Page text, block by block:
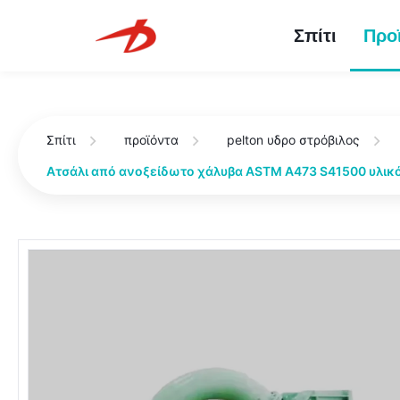
Σπίτι
Σπίτι προϊόντα pelton υδρο στρόβιλος
Ατσάλι από ανοξείδωτο χάλυβα ASTM A473 S41500